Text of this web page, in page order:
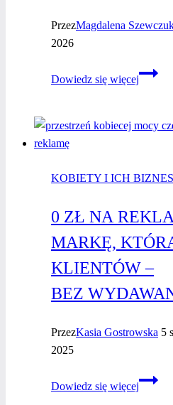
PrzezMagdalena
2026
Dowiedz się więcej
KOBIETY I ICH
0 ZŁ NA
MARKĘ,
KLIENTÓW –
BEZ
PrzezKasia Gostrowska 5
2025
Dowiedz się więcej
0